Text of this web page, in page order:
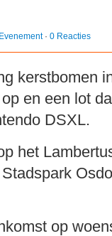
Evenement· 0 Reacties
kerstbomen
en een lot
DSXL.
het
op